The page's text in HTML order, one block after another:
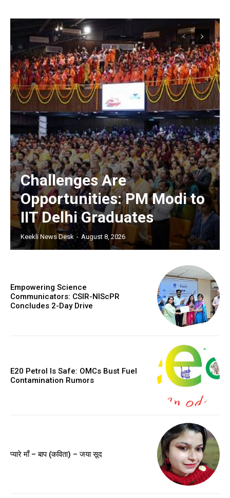
Challenges Are
Opportunities: PM Modi to
IIT Delhi Graduates
Keekli News Desk - August 8, 2026
Empowering Science
Communicators: CSIR-NIScPR
Concludes 2-Day Drive
E20 Petrol Is Safe: OMCs Bust Fuel
Contamination Rumors
प्यारे माँ – बाप (कविता) – जया सूद